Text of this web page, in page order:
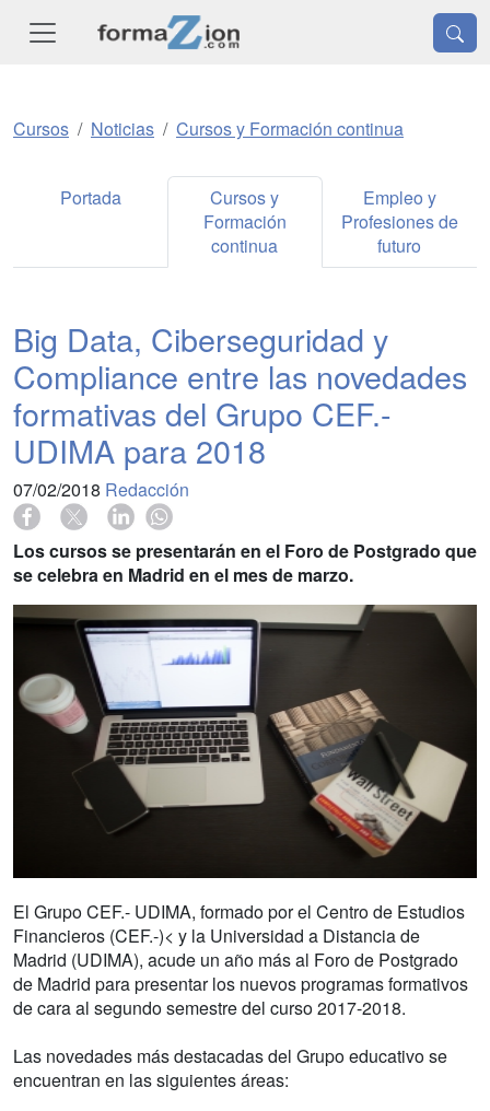
Cursos Noticias Cursos y Formación continua
Portada
Cursos y
Formación
continua
Empleo y
Profesiones de
futuro
Big Data, Ciberseguridad y
Compliance entre las novedades
formativas del Grupo CEF.-
UDIMA para 2018
07/02/2018 Redacción
Los cursos se presentarán en el Foro de Postgrado que
se celebra en Madrid en el mes de marzo.
El Grupo CEF.- UDIMA, formado por el Centro de Estudios
Financieros (CEF.-)< y la Universidad a Distancia de
Madrid (UDIMA), acude un año más al Foro de Postgrado
de Madrid para presentar los nuevos programas formativos
de cara al segundo semestre del curso 2017-2018.
Las novedades más destacadas del Grupo educativo se
encuentran en las siguientes áreas: